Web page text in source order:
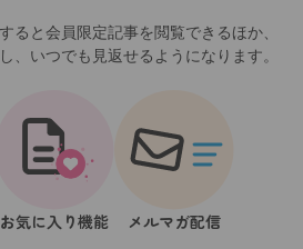
ると会員限定記事を閲覧できるほか、
、いつでも見返せるようになります。
お気に入り機能 メルマガ配信